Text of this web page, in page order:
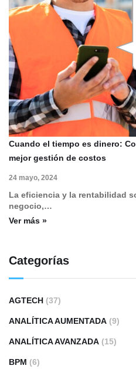
Cuando el tiempo es dinero:
mejor gestión de costos
24 mayo, 2024
La eficiencia y la rentabilidad
negocio,…
Ver más »
Categorías
AGTECH (37)
ANALÍTICA AUMENTADA (9)
ANALÍTICA AVANZADA (15)
BPM (6)